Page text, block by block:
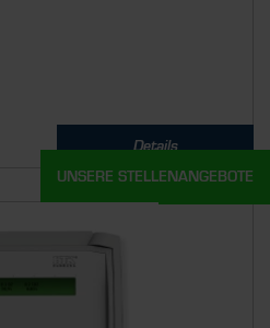
Details
UNSERE STELLENANGEBOTE